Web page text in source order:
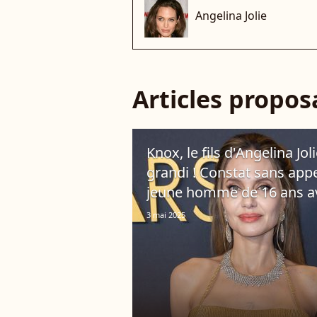
Angelina Jolie
Articles
Knox, le fils d'Angelina
grandi ! Constat sans
jeune homme de 16 ans
3 mai 2025